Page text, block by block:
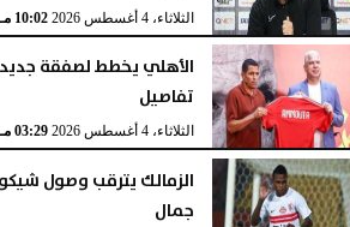
الثلاثاء، 4 أغسطس 2026 10:02 مـ
الأهلي يخطط لصفقة
تفاصيل
الثلاثاء، 4 أغسطس 2026 03:29 مـ
الزمالك يترقب وصول شيكو
جمال